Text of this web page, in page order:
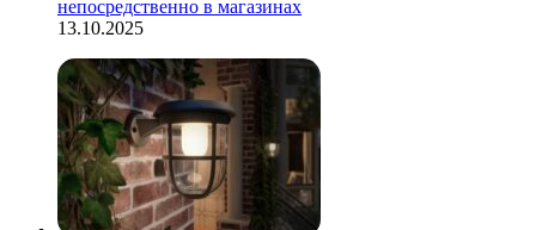
непосредственно в магазинах
13.10.2025